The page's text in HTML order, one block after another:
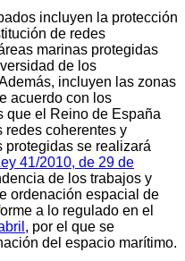
incluyen la protección
de redes
marinas protegidas
de los
incluyen las zonas
acuerdo con los
que el Reino de España
redes coherentes y
protegidas se realizará
41/2010, de 29 de
de los trabajos y
ordenación espacial de
a lo regulado en el
, por el que se
del espacio marítimo.